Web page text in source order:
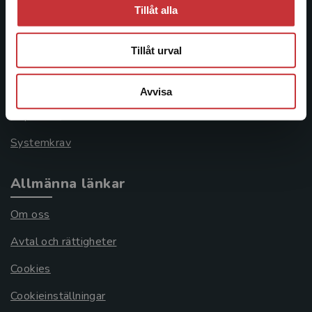
Tillåt alla
Tillåt urval
Avvisa
Kontakta kundservice
046-31 21 00
Köpvillkor
Systemkrav
Allmänna länkar
Om oss
Avtal och rättigheter
Cookies
Cookieinställningar